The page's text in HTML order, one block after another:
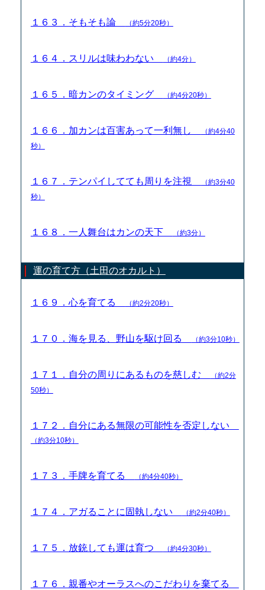
１６３．そもそも論 （約5分20秒）
１６４．スリルは味わわない （約4分）
１６５．暗カンのタイミング （約4分20秒）
１６６．加カンは百害あって一利無し
（約4分40
秒）
１６７．テンパイしてても周りを注視
（約3分40
秒）
１６８．一人舞台はカンの天下 （約3分）
運の育て方（土田のオカルト）
１６９．心を育てる （約2分20秒）
１７０．海を見る、野山を駆け回る （約3分10秒）
１７１．自分の周りにあるものを慈しむ
（約2分
50秒）
１７２．自分にある無限の可能性を否定しない
（約3分10秒）
１７３．手牌を育てる （約4分40秒）
１７４．アガることに固執しない （約2分40秒）
１７５．放銃しても運は育つ （約4分30秒）
１７６．親番やオーラスへのこだわりを棄てる